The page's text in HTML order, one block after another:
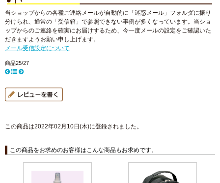
当ショップからの各種ご連絡メールが自動的に「迷惑メール」フォルダに振り
分けられ、通常の「受信箱」で参照できない事例が多くなっています。当ショ
ップからのご連絡を確実にお届けするため、今一度メールの設定をご確認いた
だきますようお願い申し上げます。
メール受信設定について
商品25/27
この商品は2022年02月10日(木)に登録されました。
この商品をお求めのお客様はこんな商品もお求めです。